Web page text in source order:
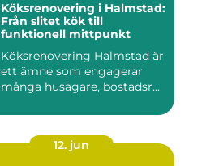
Köksrenovering i Halmstad:
Från slitet kök till
funktionell mittpunkt
Köksrenovering Halmstad är
ett ämne som engagerar
många husägare, bostadsr...
12. jun